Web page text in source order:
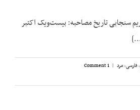
سنجابی تاریخ مصاحبه: بیست‌‌ویک اکتبر
,فارسی,مرد |
1 Comment